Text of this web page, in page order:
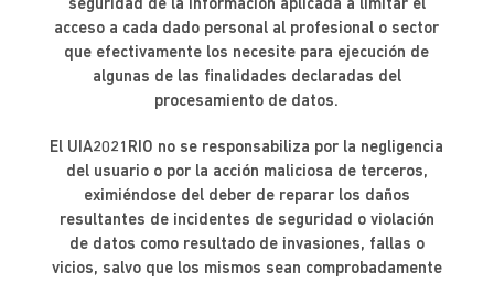
seguridad de la información aplicada a limitar el
acceso a cada dado personal al profesional o sector
que efectivamente los necesite para ejecución de
algunas de las finalidades declaradas del
procesamiento de datos.
El UIA2021RIO no se responsabiliza por la negligencia
del usuario o por la acción maliciosa de terceros,
eximiéndose del deber de reparar los daños
resultantes de incidentes de seguridad o violación
de datos como resultado de invasiones, fallas o
vicios, salvo que los mismos sean comprobadamente